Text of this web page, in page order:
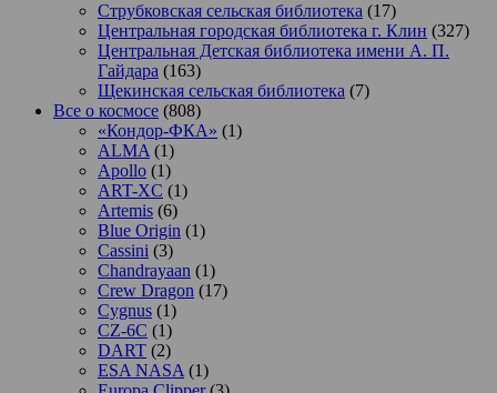
Струбковская сельская библиотека (17)
Центральная городская библиотека г. Клин (327)
Центральная Детская библиотека имени А. П.
Гайдара (163)
Щекинская сельская библиотека (7)
Все о космосе (808)
«Кондор-ФКА» (1)
ALMA (1)
Apollo (1)
ART-XC (1)
Artemis (6)
Blue Origin (1)
Cassini (3)
Chandrayaan (1)
Crew Dragon (17)
Cygnus (1)
CZ-6C (1)
DART (2)
ESA NASA (1)